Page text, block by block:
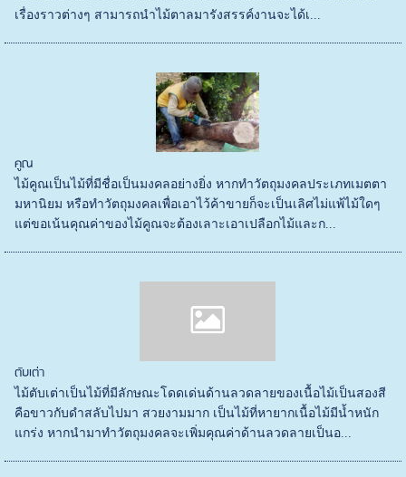
เรื่องราวต่างๆ สามารถนำไม้ตาลมารังสรรค์งานจะได้เ...
คูณ
ไม้คูณเป็นไม้ที่มีชื่อเป็นมงคลอย่างยิ่ง หากทำวัตถุมงคลประเภทเมตตา
มหานิยม หรือทำวัตถุมงคลเพื่อเอาไว้ค้าขายก็จะเป็นเลิศไม่แพ้ไม้ใดๆ
แต่ขอเน้นคุณค่าของไม้คูณจะต้องเลาะเอาเปลือกไม้และก...
ตับเต่า
ไม้ตับเต่าเป็นไม้ที่มีลักษณะโดดเด่นด้านลวดลายของเนื้อไม้เป็นสองสี
คือขาวกับดำสลับไปมา สวยงามมาก เป็นไม้ที่หายากเนื้อไม้มีน้ำหนัก
แกร่ง หากนำมาทำวัตถุมงคลจะเพิ่มคุณค่าด้านลวดลายเป็นอ...